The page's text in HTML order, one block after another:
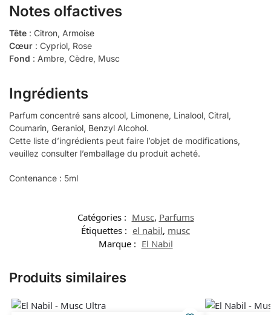
Notes olfactives
Tête : Citron, Armoise
Cœur : Cypriol, Rose
Fond : Ambre, Cèdre, Musc
Ingrédients
Parfum concentré sans alcool, Limonene, Linalool, Citral,
Coumarin, Geraniol, Benzyl Alcohol.
Cette liste d’ingrédients peut faire l’objet de modifications,
veuillez consulter l’emballage du produit acheté.
Contenance : 5ml
Catégories : Musc, Parfums
Étiquettes : el nabil, musc
Marque : El Nabil
Produits similaires